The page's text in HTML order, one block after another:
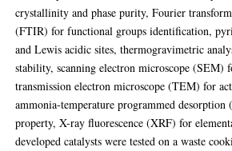
crystallinity and phase purity, Fourier
(FTIR) for functional groups identification,
and Lewis acidic sites, thermogravimetric
stability, scanning electron microscope (SEM)
transmission electron microscope (TEM) for
ammonia-temperature programmed
property, X-ray fluorescence (XRF) for
developed catalysts were tested on a waste